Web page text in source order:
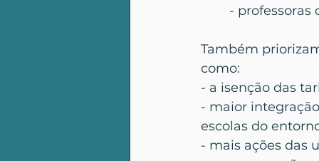
- professoras
Também
como:
- a isenção das
- maior
escolas do
- mais ações das